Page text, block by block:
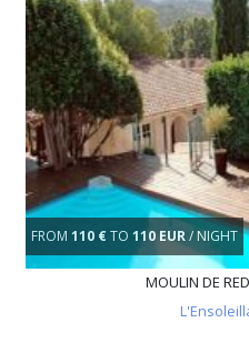
FROM 110 €TO 110 EUR/ NIGHT
MOULIN DE